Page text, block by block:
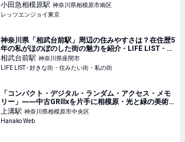
小田急相模原駅 神奈川県相模原市南区
レッツエンジョイ東京
神奈川県「相武台前駅」周辺の住みやすさは？在住歴5
年の私がほのぼのした街の魅力を紹介 - LIFE LIST - 好
きな街・住みたい街・私の街
相武台前駅 神奈川県座間市
LIFE LIST - 好きな街・住みたい街・私の街
「コンパクト・デジタル・ランダム・アクセス・メモ
リー」――中古GRⅢxを片手に相模原・光と緑の美術館
へ｜児玉雨子のKANAGAWA探訪＃16
上溝駅 神奈川県相模原市中央区
Hanako Web